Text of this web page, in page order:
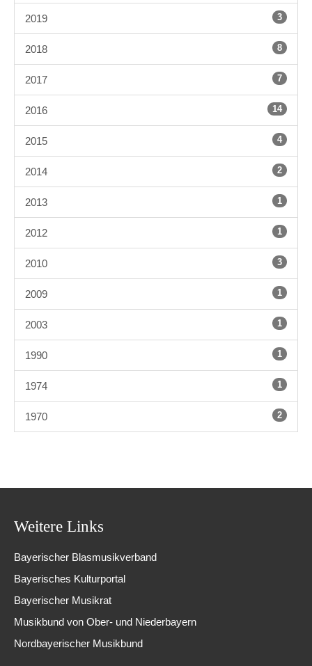
2019 3
2018 8
2017 7
2016 14
2015 4
2014 2
2013 1
2012 1
2010 3
2009 1
2003 1
1990 1
1974 1
1970 2
Weitere Links
Bayerischer Blasmusikverband
Bayerisches Kulturportal
Bayerischer Musikrat
Musikbund von Ober- und Niederbayern
Nordbayerischer Musikbund